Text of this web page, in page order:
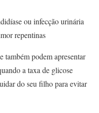
ou infecção urinária
repentinas
também podem apresentar
a taxa de glicose
do seu filho para evitar